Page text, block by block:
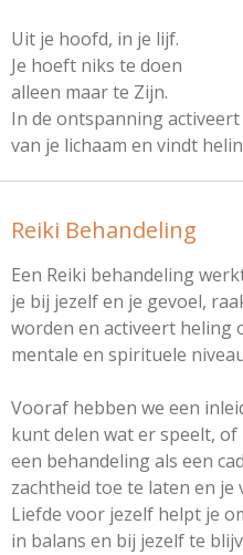
Uit je hoofd, in je lijf.
Je hoeft niks te doen
alleen maar te Zijn.
In de ontspanning
van je lichaam en vindt
Reiki Behandeling
Een Reiki behandeling
je bij jezelf en je gevoel,
worden en activeert heling
mentale en spirituele
Vooraf hebben we een
kunt delen wat er speelt,
een behandeling als een
zachtheid toe te laten en
Liefde voor jezelf helpt je
in balans en bij jezelf te